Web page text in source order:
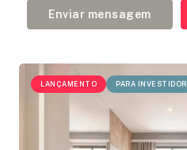
Enviar mensagem
LANÇAMENTO PARA INVESTIDOR